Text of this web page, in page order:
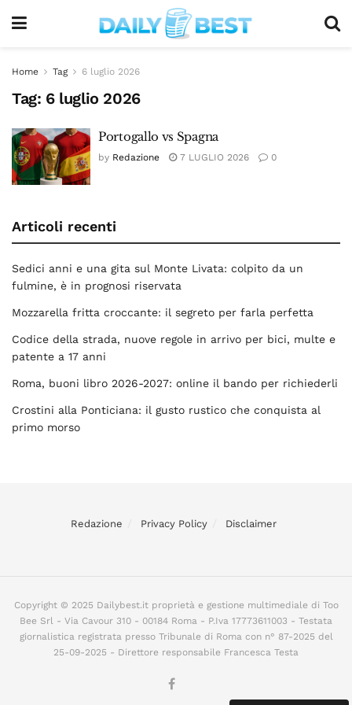
Home Tag 6 luglio 2026
Tag: 6 luglio 2026
Portogallo vs Spagna
by Redazione 7 LUGLIO 2026 0
Articoli recenti
Sedici anni e una gita sul Monte Livata: colpito da un
fulmine, è in prognosi riservata
Mozzarella fritta croccante: il segreto per farla perfetta
Codice della strada, nuove regole in arrivo per bici, multe e
patente a 17 anni
Roma, buoni libro 2026-2027: online il bando per richiederli
Crostini alla Ponticiana: il gusto rustico che conquista al
primo morso
Redazione Privacy Policy Disclaimer
Copyright © 2025 Dailybest.it proprietà e gestione multimediale di Too
Bee Srl - Via Cavour 310 - 00184 Roma - P.Iva 17773611003 - Testata
giornalistica registrata presso Tribunale di Roma con n° 87-2025 del
25-09-2025 - Direttore responsabile Francesca Testa